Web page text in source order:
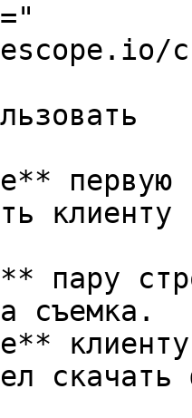
первую
пару
съемка.
скачать